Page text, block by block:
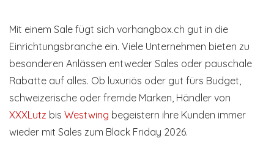
Mit einem Sale fügt sich vorhangbox.ch gut in die
Einrichtungsbranche ein. Viele Unternehmen bieten zu
besonderen Anlässen entweder Sales oder pauschale
Rabatte auf alles. Ob luxuriös oder gut fürs Budget,
schweizerische oder fremde Marken, Händler von
XXXLutz bis Westwing begeistern ihre Kunden immer
wieder mit Sales zum Black Friday 2026.